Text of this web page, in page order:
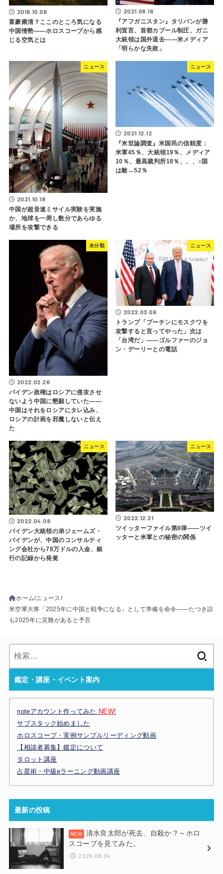
2018.10.08
富豪粛清？ここのところ気になる
中国情勢――ホロスコープから感
じる空気とは
2021.08.16
『アフガニスタン』タリバンが勝
利宣言、首都カブール制圧、ガニ
大統領は国外退去――米メディア
「明らかな失敗」
ニュース
2021.10.18
中国が超音速ミサイル実験を実施
か、地球を一周し数分であらゆる
場所を攻撃できる
ニュース
2021.12.12
『米世論調査』米国民の信頼度：
米軍45％、大統領19％、メディア
10％、最高裁判所18％、、、○国
は敵→52％
未分類
2022.02.26
バイデン政権はロシアに侵攻させ
ないよう中国に懇願していた――
中国はそれをロシアにタレ込み、
ロシアの計画を邪魔しないと伝え
た
ニュース
2022.03.06
トランプ「プーチンにモスクワを
攻撃すると言ってやった」次は
「台湾だ」――ゴルファーのジョ
ン・デーリーとの電話
ニュース
2022.04.08
バイデン大統領の弟ジェームズ・
バイデンが、中国のコンサルティ
ング会社から78万ドルの入金、銀
行の記録から発覚
ニュース
2022.12.21
ツイッターファイル第8弾――ツイ
ッターと米軍との秘密の関係
ホーム ニュース
米空軍大将「2025年に中国と戦争になる」として準備を命令――たつき諒
も2025年に災難があると予言
鑑定・講座・イベント案内
noteアカウント作ってみた NEW!
サブスタック始めました
ホロスコープ・実例サンプルリーディング動画
【相談者募集】鑑定について
タロット講座
占星術・中級eラーニング動画講座
最新の投稿
清水良太郎が死去、自殺か？～ホロ
スコープを見てみた。
2026.08.04